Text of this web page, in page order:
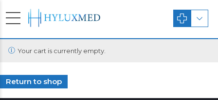
Your cart is currently empty.
Return to shop